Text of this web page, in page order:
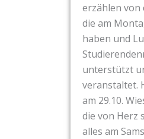
erzählen von
die am
haben und
unterstützt
veranstaltet.
am 29.10.
die von Herz
alles am